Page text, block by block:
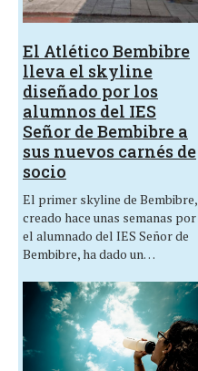
El Atlético Bembibre
lleva el skyline
diseñado por los
alumnos del IES
Señor de Bembibre a
sus nuevos carnés de
socio
El primer skyline de Bembibre,
creado hace unas semanas por
el alumnado del IES Señor de
Bembibre, ha dado un…